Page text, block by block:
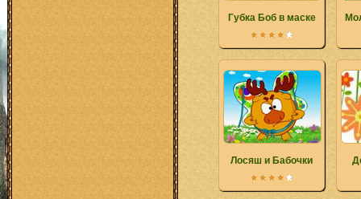
Губка Боб в маске
Лосяш и Бабочки